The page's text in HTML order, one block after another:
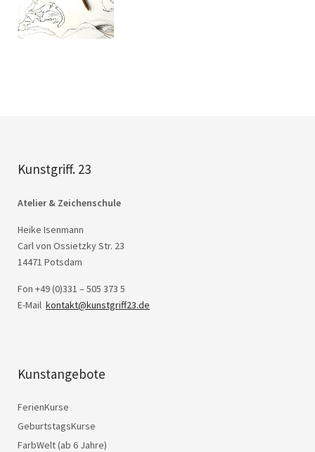
Kunstgriff. 23
Atelier & Zeichenschule
Heike Isenmann
Carl von Ossietzky Str. 23
14471 Potsdam
Fon +49 (0)331 – 505 373 5
E-Mail kontakt@kunstgriff23.de
Kunstangebote
FerienKurse
GeburtstagsKurse
FarbWelt (ab 6 Jahre)